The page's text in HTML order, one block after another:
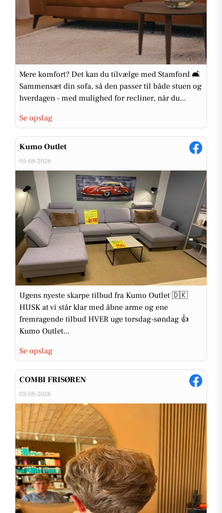
Mere komfort? Det kan du tilvælge med Stamford 🛋️
Sammensæt din sofa, så den passer til både stuen og
hverdagen - med mulighed for recliner, når du...
Se opslag
Kumo Outlet
05-08-2026
Ugens nyeste skarpe tilbud fra Kumo Outlet 🇩🇰
HUSK at vi står klar med åbne arme og ene
fremragende tilbud HVER uge torsdag-søndag 👍
Kumo Outlet...
Se opslag
COMBI FRISØREN
03-08-2026